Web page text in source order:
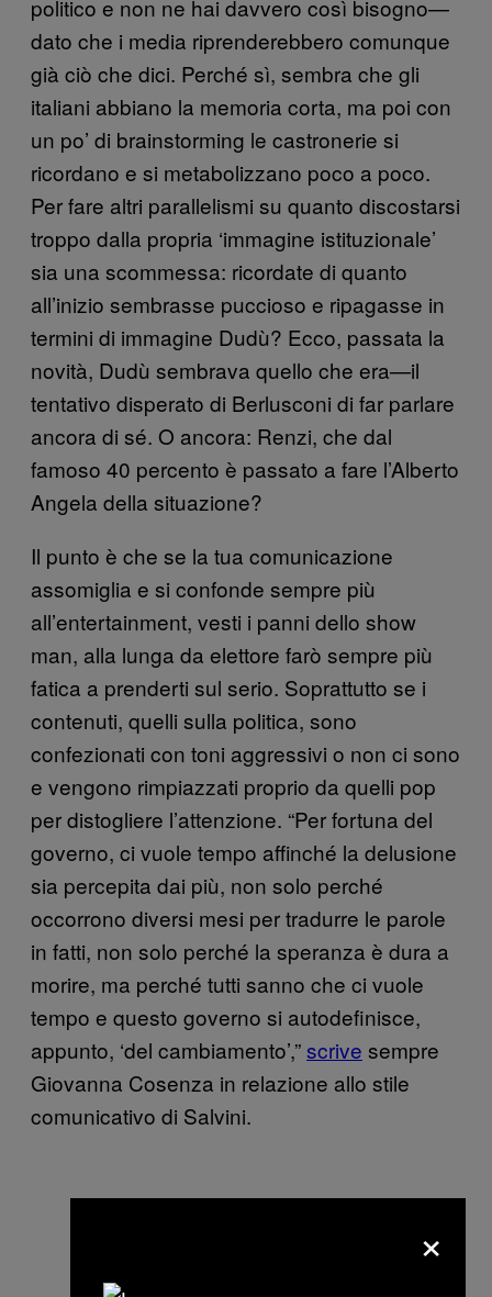
politico e non ne hai davvero così bisogno—
dato che i media riprenderebbero comunque
già ciò che dici. Perché sì, sembra che gli
italiani abbiano la memoria corta, ma poi con
un po’ di brainstorming le castronerie si
ricordano e si metabolizzano poco a poco.
Per fare altri parallelismi su quanto discostarsi
troppo dalla propria ‘immagine istituzionale’
sia una scommessa: ricordate di quanto
all’inizio sembrasse puccioso e ripagasse in
termini di immagine Dudù? Ecco, passata la
novità, Dudù sembrava quello che era—il
tentativo disperato di Berlusconi di far parlare
ancora di sé. O ancora: Renzi, che dal
famoso 40 percento è passato a fare l’Alberto
Angela della situazione?
Il punto è che se la tua comunicazione
assomiglia e si confonde sempre più
all’entertainment, vesti i panni dello show
man, alla lunga da elettore farò sempre più
fatica a prenderti sul serio. Soprattutto se i
contenuti, quelli sulla politica, sono
confezionati con toni aggressivi o non ci sono
e vengono rimpiazzati proprio da quelli pop
per distogliere l’attenzione. “Per fortuna del
governo, ci vuole tempo affinché la delusione
sia percepita dai più, non solo perché
occorrono diversi mesi per tradurre le parole
in fatti, non solo perché la speranza è dura a
morire, ma perché tutti sanno che ci vuole
tempo e questo governo si autodefinisce,
appunto, ‘del cambiamento’,”scrive sempre
Giovanna Cosenza in relazione allo stile
comunicativo di Salvini.
×